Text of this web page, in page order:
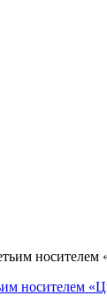
носителем